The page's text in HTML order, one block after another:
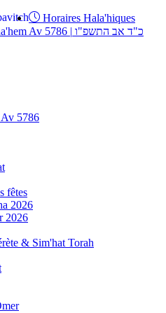
Horaires Hala'hiques
Av 5786 | כ"ד אב התשפ"ו
5786
fêtes
2026
2026
& Sim'hat Torah